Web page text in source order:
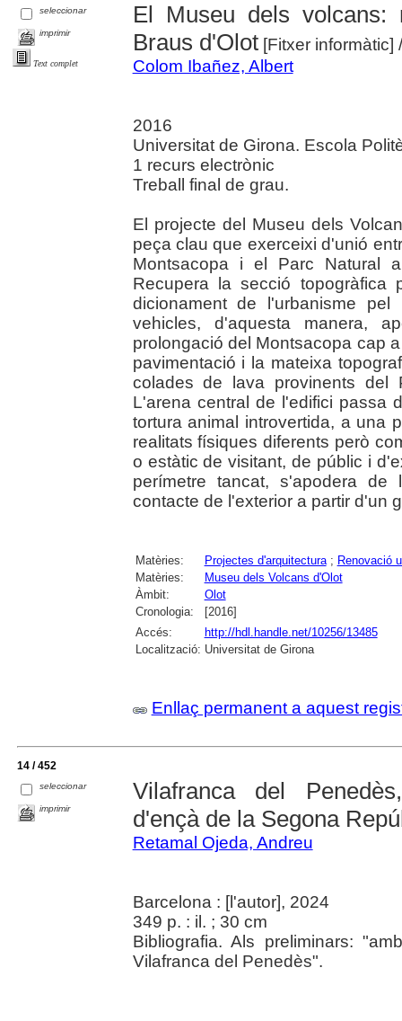
seleccionar
imprimir
Text complet
El Museu dels volcans:
Braus d'Olot[Fitxer informàtic]
Colom Ibañez, Albert
2016
Universitat de Girona. Escola
1 recurs electrònic
Treball final de grau.
El projecte del Museu dels
peça clau que exerceixi d'unió
Montsacopa i el Parc Natural
Recupera la secció topogràfica
dicionament de l'urbanisme
vehicles, d'aquesta manera,
prolongació del Montsacopa cap
pavimentació i la mateixa
colades de lava provinents
L'arena central de l'edifici passa
tortura animal introvertida, a una
realitats físiques diferents però
o estàtic de visitant, de públic i
perímetre tancat, s'apodera
contacte de l'exterior a partir d'un
Matèries: Projectes d'arquitectura; Renovació
Matèries:
Museu dels Volcans d'Olot
Àmbit:
Olot
Cronologia:
[2016]
Accés:
http://hdl.handle.net/10256/13485
Localització: Universitat de Girona
Enllaç permanent a aquest
14 / 452
seleccionar
imprimir
Vilafranca del
d'ençà de la Segona
Retamal Ojeda, Andreu
Barcelona : [l'autor], 2024
349 p. : il. ; 30 cm
Bibliografia. Als preliminars:
Vilafranca del Penedès".